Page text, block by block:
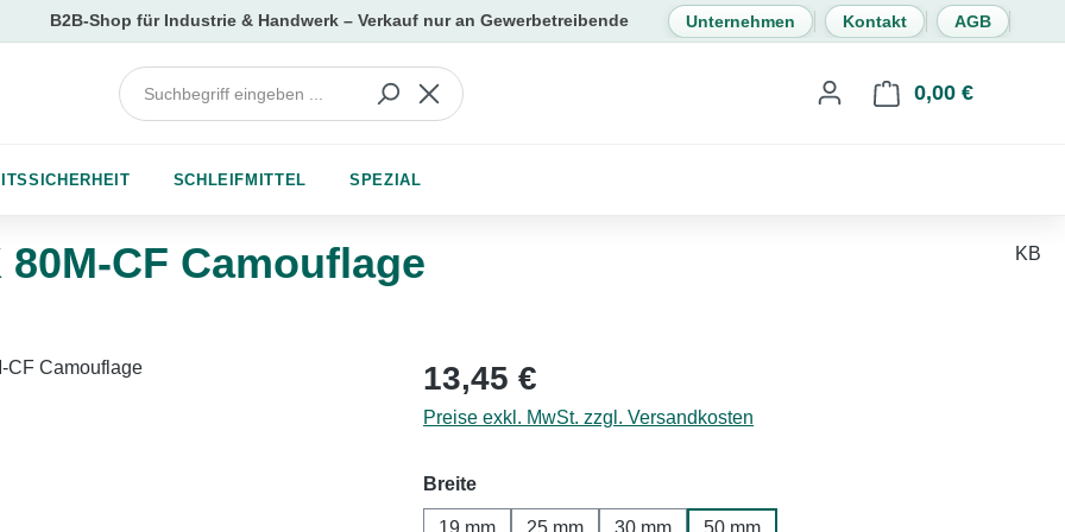
Unternehmen Kontakt AGB
0,00 €
SCHLEIFMITTEL SPEZIAL
CF Camouflage KB
Regulärer Preis:
13,45 €
Preise exkl. MwSt. zzgl. Versandkosten
Breiteauswählen
19 mm 25 mm 30 mm 50 mm